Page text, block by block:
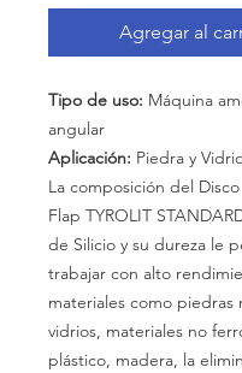
Agregar al
Tipo de uso: Máquina
angular
Aplicación: Piedra y
La composición del Disco
Flap TYROLIT
de Silicio y su dureza le
trabajar con alto
materiales como piedras
vidrios, materiales no
plástico, madera, la